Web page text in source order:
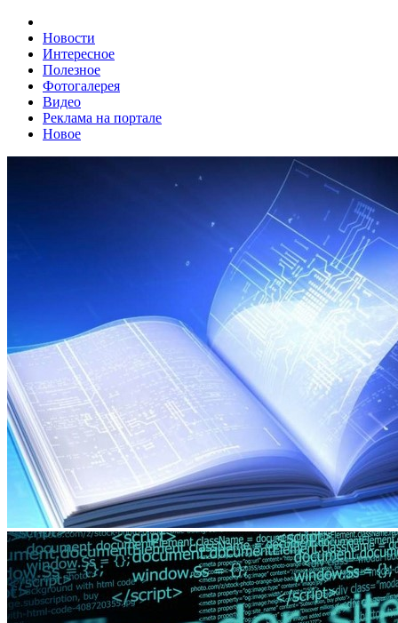
Новости
Интересное
Полезное
Фотогалерея
Видео
Реклама на портале
Новое